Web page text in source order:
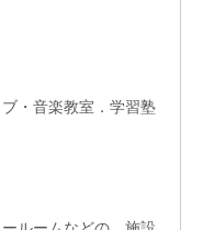
・音楽教室．学習塾